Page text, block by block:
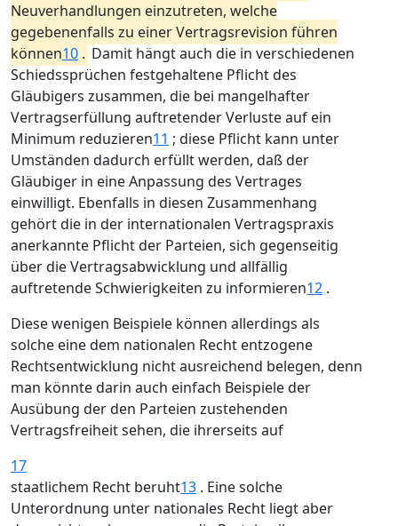
Neuverhandlungen einzutreten, welche
gegebenenfalls zu einer Vertragsrevision führen
können10 . Damit hängt auch die in verschiedenen
Schiedssprüchen festgehaltene Pflicht des
Gläubigers zusammen, die bei mangelhafter
Vertragserfüllung auftretender Verluste auf ein
Minimum reduzieren11 ; diese Pflicht kann unter
Umständen dadurch erfüllt werden, daß der
Gläubiger in eine Anpassung des Vertrages
einwilligt. Ebenfalls in diesen Zusammenhang
gehört die in der internationalen Vertragspraxis
anerkannte Pflicht der Parteien, sich gegenseitig
über die Vertragsabwicklung und allfällig
auftretende Schwierigkeiten zu informieren12 .
Diese wenigen Beispiele können allerdings als
solche eine dem nationalen Recht entzogene
Rechtsentwicklung nicht ausreichend belegen, denn
man könnte darin auch einfach Beispiele der
Ausübung der den Parteien zustehenden
Vertragsfreiheit sehen, die ihrerseits auf
17
staatlichem Recht beruht13 . Eine solche
Unterordnung unter nationales Recht liegt aber